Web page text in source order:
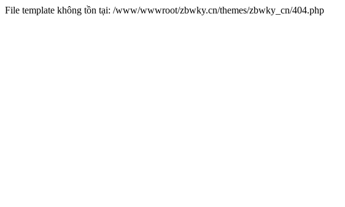
File template không tồn tại: /www/wwwroot/zbwky.cn/themes/zbwky_cn/404.php